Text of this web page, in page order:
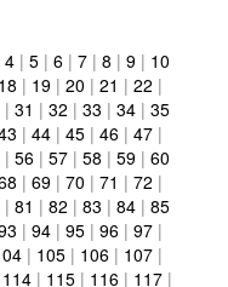
4 | 5 | 6 | 7 | 8 | 9 | 10
18 | 19 | 20 | 21 | 22 |
| 31 | 32 | 33 | 34 | 35
| 44 | 45 | 46 | 47 |
| 56 | 57 | 58 | 59 | 60
| 69 | 70 | 71 | 72 |
| 81 | 82 | 83 | 84 | 85
| 94 | 95 | 96 | 97 |
| 105 | 106 | 107 |
114 | 115 | 116 | 117 |